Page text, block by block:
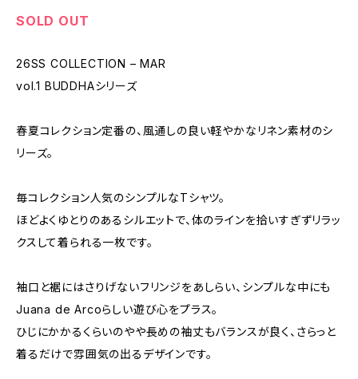
SOLD OUT
26SS COLLECTION – MAR
vol.1 BUDDHAシリーズ
春夏コレクション定番の、風通しの良い軽やかなリネン素材のシ
リーズ。
毎コレクション人気のシンプルなTシャツ。
ほどよくゆとりのあるシルエットで、体のラインを拾いすぎずリラッ
クスして着られる一枚です。
袖口と裾にはさりげないフリンジをあしらい、シンプルな中にも
Juana de Arcoらしい遊び心をプラス。
ひじにかかるくらいのやや長めの袖丈もバランスが良く、さらっと
着るだけで雰囲気の出るデザインです。